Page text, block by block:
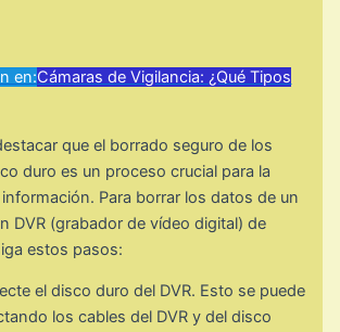
en:Cámaras de Vigilancia: ¿Qué Tipos
que el borrado seguro de los
duro es un proceso crucial para la
Para borrar los datos de un
DVR (grabador de vídeo digital) de
estos pasos:
el disco duro del DVR. Esto se puede
los cables del DVR y del disco